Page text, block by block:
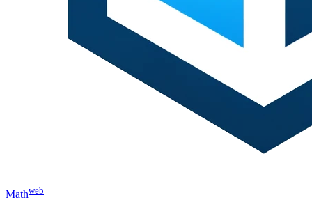
Mathweb